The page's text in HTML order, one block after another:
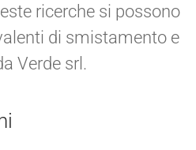
ricerche si possono
di smistamento e
Verde srl.